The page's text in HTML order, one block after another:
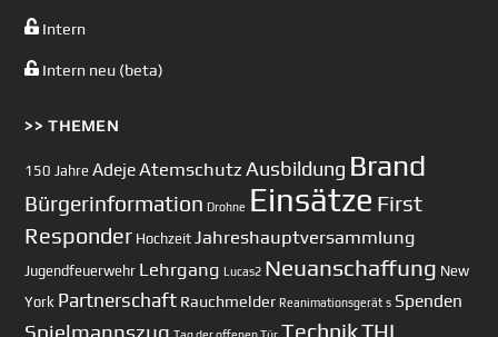
Intern
Intern neu (beta)
>> THEMEN
150 Jahre AdejeAtemschutz Ausbildung Brand
Bürgerinformation Drohne Einsätze First
Responder Hochzeit Jahreshauptversammlung
Jugendfeuerwehr Lehrgang Lucas2 Neuanschaffung New
York Partnerschaft Rauchmelder Reanimationsgerät s Spenden
Spielmannszug TechnikTHL